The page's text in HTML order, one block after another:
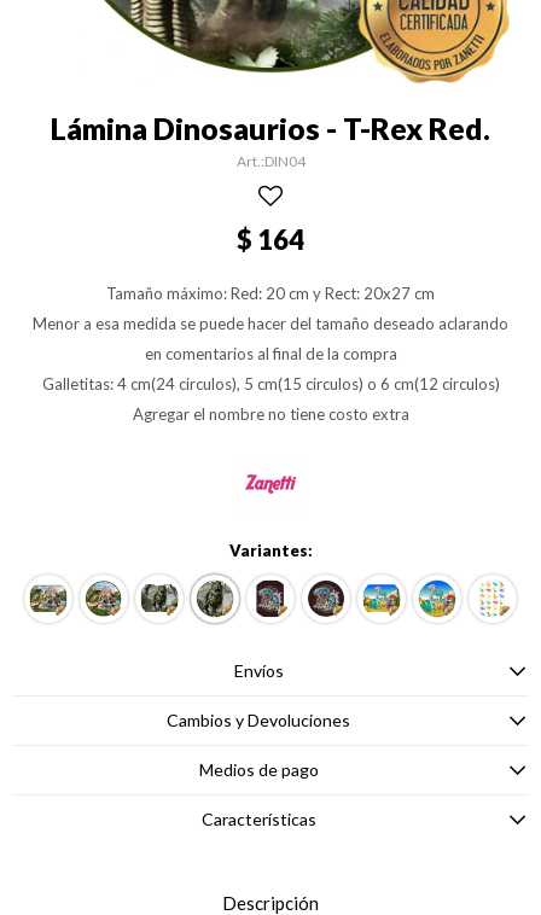
Lámina Dinosaurios - T-Rex Red.
DIN04
$ 164
Tamaño máximo: Red: 20 cm y Rect: 20x27 cm
Menor a esa medida se puede hacer del tamaño deseado aclarando
en comentarios al final de la compra
Galletitas: 4 cm(24 circulos), 5 cm(15 circulos) o 6 cm(12 circulos)
Agregar el nombre no tiene costo extra
Variantes:
Envíos
Cambios y Devoluciones
Medios de pago
Características
Descripción